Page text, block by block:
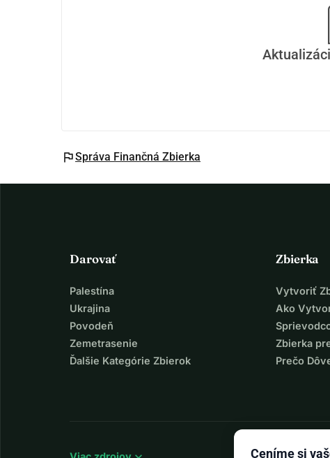
flagSpráva Finančná Zbierka
Darovať
Palestína
Ukrajina
Povodeň
Zemetrasenie
Ďalšie Kategórie Zbierok
Zbierka
Vytvoriť
Ako
Zbierka
Prečo
Ceníme si